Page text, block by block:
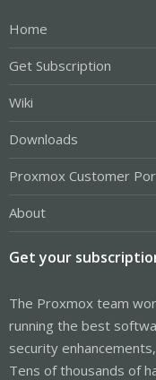
Home
Get Subscription
Wiki
Downloads
Proxmox Customer
About
Get your
The Proxmox team
running the best
security
Tens of thousands of